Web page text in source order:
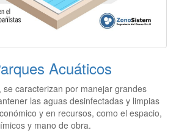
Acuáticos
se caracterizan por manejar grandes
las aguas desinfectadas y limpias
y en recursos, como el espacio,
y mano de obra.